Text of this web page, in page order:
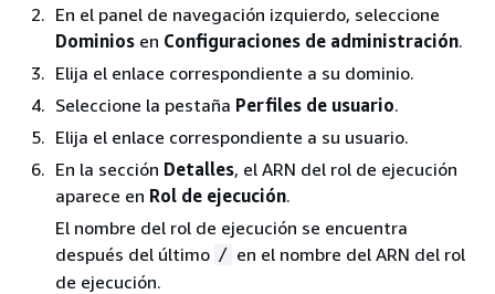
En el panel de navegación izquierdo, seleccione
Dominios en Configuraciones de administración.
Elija el enlace correspondiente a su dominio.
Seleccione la pestaña Perfiles de usuario.
Elija el enlace correspondiente a su usuario.
En la sección Detalles, el ARN del rol de ejecución
aparece en Rol de ejecución.
El nombre del rol de ejecución se encuentra
después del último / en el nombre del ARN del rol
de ejecución.